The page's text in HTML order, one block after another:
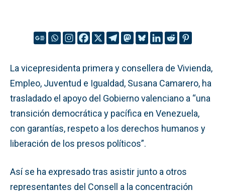
La vicepresidenta primera y consellera de Vivienda,
Empleo, Juventud e Igualdad, Susana Camarero, ha
trasladado el apoyo del Gobierno valenciano a “una
transición democrática y pacífica en Venezuela,
con garantías, respeto a los derechos humanos y
liberación de los presos políticos”.
Así se ha expresado tras asistir junto a otros
representantes del Consell a la concentración